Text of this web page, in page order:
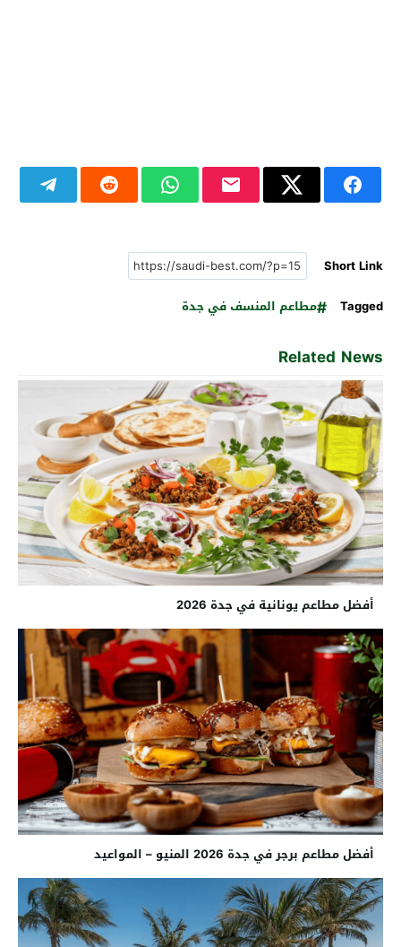
Short Link
Tagged
مطاعم المنسف في جدة
Related News
أفضل مطاعم يونانية في جدة 2026
أفضل مطاعم برجر في جدة 2026 المنيو – المواعيد